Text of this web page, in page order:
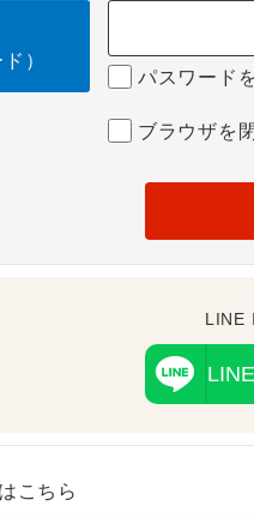
）
パスワード
ブラウザを
LINE
こちら